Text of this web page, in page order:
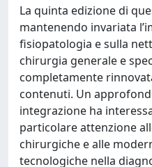
La quinta edizione di
mantenendo invariata
fisiopatologia e sulla
chirurgia generale e
completamente
contenuti. Un
integrazione ha
particolare attenzione
chirurgiche e alle
tecnologiche nella